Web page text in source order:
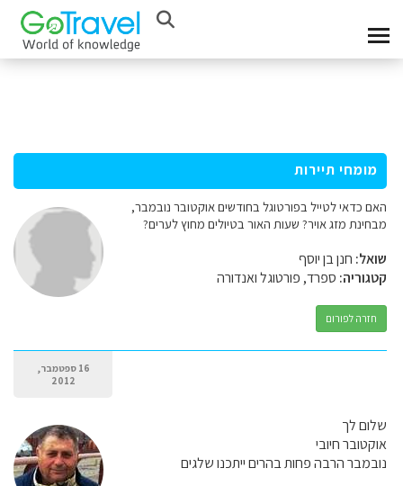
מומחי תיירות
האם כדאי לטייל בפורטוגל בחודשים אוקטובר נובמבר,
מבחינת מזג אויר? שעות האור בטיולים מחוץ לערים?
שואל: חנן בן יוסף
קטגוריה: ספרד, פורטוגל ואנדורה
חזרה לפורום
16 ספטמבר,
2012
שלום לך
אוקטובר חיובי
נובמבר הרבה פחות בהרים ייתכנו שלגים